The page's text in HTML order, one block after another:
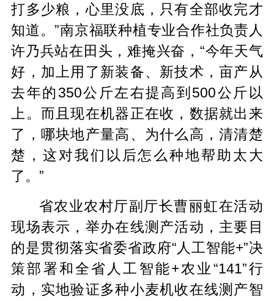
打多少粮，心里没底，只有全部收完才
知道。”南京福联种植专业合作社负责人
许乃兵站在田头，难掩兴奋，“今年天气
好，加上用了新装备、新技术，亩产从
去年的350公斤左右提高到500公斤以
上。而且现在机器正在收，数据就出来
了，哪块地产量高、为什么高，清清楚
楚，这对我们以后怎么种地帮助太大
了。”
省农业农村厅副厅长曹丽虹在活动
现场表示，举办在线测产活动，主要目
的是贯彻落实省委省政府“人工智能+”决
策部署和全省人工智能+农业“141”行
动，实地验证多种小麦机收在线测产智